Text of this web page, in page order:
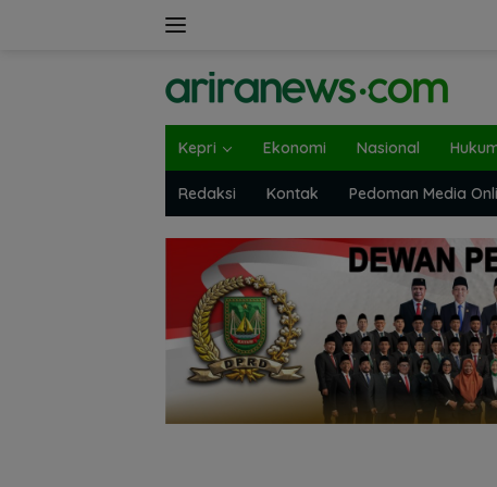
Kepri Ekonomi Nasional
Redaksi Kontak Pedoman Media